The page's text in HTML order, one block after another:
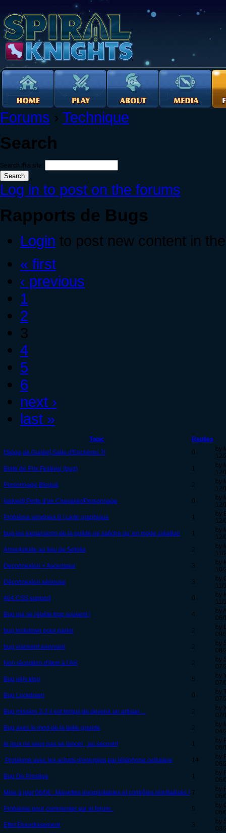
Forums › Technique
Search
Search this site:
Log in to post on the forums
Rapports de Bugs
Login to post new content in
« first
‹ previous
1
2
3
4
5
6
next ›
last »
Topic
Replies
[Siège de Guilde] Salle d'Enchères ?!
0
by
12/
Boite de Prix Festiver (bug)
1
by
12/
Personnage Bloqué
2
by
12/
[solved] Perte d'un Chavalier/Personnage
0
by
12/
Problème windows 8 / carte graphique
1
by
12/
bug-les expansions de la guilde ne safiche qu' en mode création
1
by
12/
Arme4etoile au lieu de 5etoile
2
by
11/
Deconnexion + Ascenseur
3
by
10/
Déconnexion sérieuse
3
by
11/
404 CSS support
0
by
11/
Bug qui se répète trop souvent !
4
by
06/
bug lockdown pour parler
2
by
09/
bug vraiment enervant
2
by
08/
Non réception d'item à l'AH
2
by
07/
Bug jelly king
5
by
07/
Bug Lockdown
0
by
07/
Bug mission 2-2 il est temps de devenir un artisan ...
2
by
07/
Bug avec le mod de la taille grande
2
by
04/
le jeux ne veux pas se lancer , au secour!!
1
by
06/
Probleme avec les achats d'energies par téléphone cellulaire
14
by
06/
Bug De Prestige
1
by
06/
Mise à jour 06/06 : Manettes inexploitables et contrôles réinitialisés ! 7
by
06/
Probleme pour commenter sur le forum .
5
by
06/
Effet Étourdissement
3
by
03/